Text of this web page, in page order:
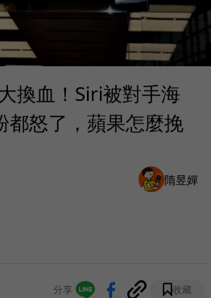
換血！Siri被對手海
都怒了，蘋果怎麼挽
隋昱嬋
分享 收藏